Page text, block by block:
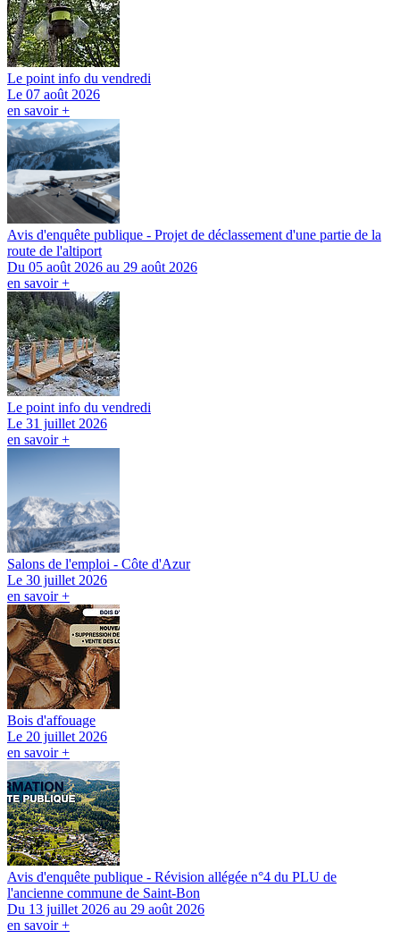
Le point info du vendredi
Le 07 août 2026
en savoir +
Avis d'enquête publique - Projet de déclassement d'une partie de la
route de l'altiport
Du 05 août 2026 au 29 août 2026
en savoir +
Le point info du vendredi
Le 31 juillet 2026
en savoir +
Salons de l'emploi - Côte d'Azur
Le 30 juillet 2026
en savoir +
Bois d'affouage
Le 20 juillet 2026
en savoir +
Avis d'enquête publique - Révision allégée n°4 du PLU de
l'ancienne commune de Saint-Bon
Du 13 juillet 2026 au 29 août 2026
en savoir +